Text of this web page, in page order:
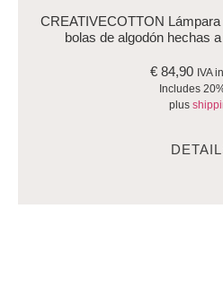
CREATIVECOTTON
bolas de algodón hechas
€84,90 IVA
Includes
plus